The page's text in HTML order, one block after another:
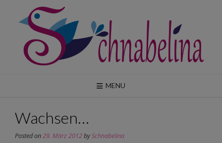
content
MENU
Wachsen…
Posted on29. März 2012bySchnabelina